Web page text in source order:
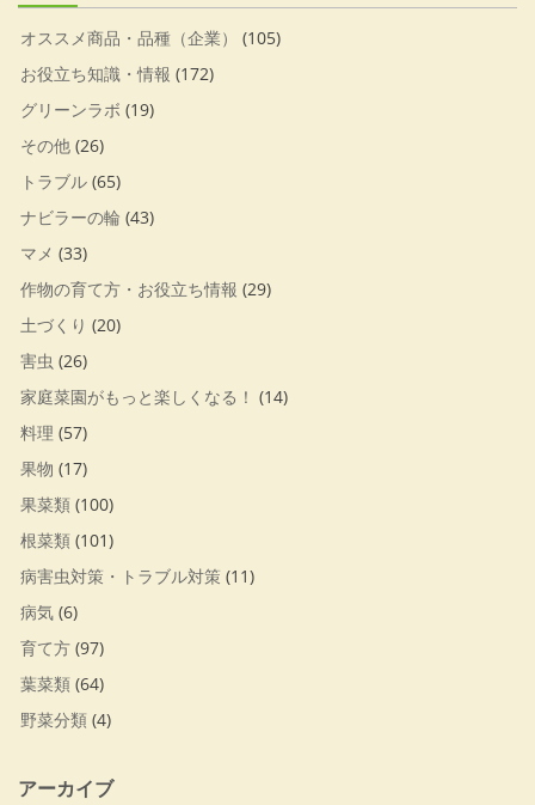
オススメ商品・品種（企業）
(105)
お役立ち知識・情報 (172)
グリーンラボ (19)
その他 (26)
トラブル (65)
ナビラーの輪 (43)
マメ (33)
作物の育て方・お役立ち情報 (29)
土づくり (20)
害虫 (26)
家庭菜園がもっと楽しくなる！ (14)
料理 (57)
果物 (17)
果菜類 (100)
根菜類 (101)
病害虫対策・トラブル対策 (11)
病気 (6)
育て方 (97)
葉菜類 (64)
野菜分類 (4)
アーカイブ